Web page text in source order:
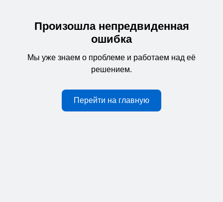
Произошла непредвиденная
ошибка
Мы уже знаем о проблеме и работаем над её
решением.
Перейти на главную